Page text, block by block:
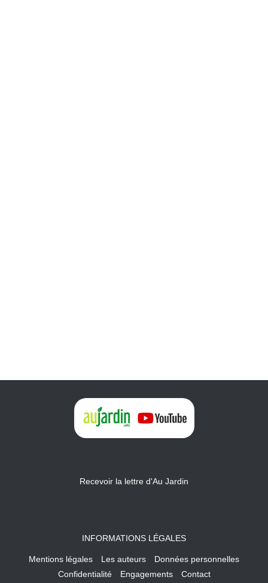
Recevoir la lettre d'Au Jardin
INFORMATIONS LÉGALES
Mentions légales Les auteurs
Données personnelles
Confidentialité
Engagements Contact